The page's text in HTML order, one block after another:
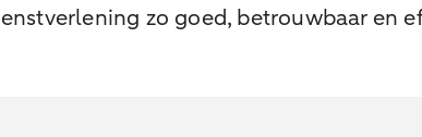
zo goed, betrouwbaar en